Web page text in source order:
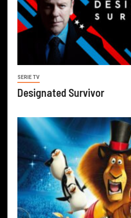
SERIE TV
Designated Survivor